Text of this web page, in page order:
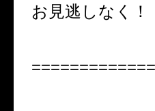
お見逃しなく！